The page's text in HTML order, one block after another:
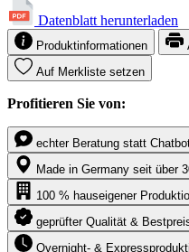
Datenblatt herunterladen
Produktinformationen
Auf Merkliste setzen
Profitieren Sie von:
echter Beratung statt
Made in Germany seit über
100 % hauseigener
geprüfter Qualität &
Overnight- &